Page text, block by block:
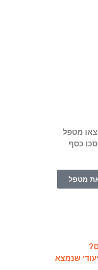
מטפל
כסף
מטפל
שנמצא